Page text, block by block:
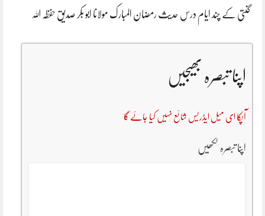
گنتی کے چند ایام درسِ حدیث رمضان المبارک مولانا ابو بکر صدیق حفظہ اللہ
اپنا تبصرہ بھیجیں
آپکا ای میل ایڈریس شائع نہیں کیا جائے گا
اپنا تبصرہ لکھیں